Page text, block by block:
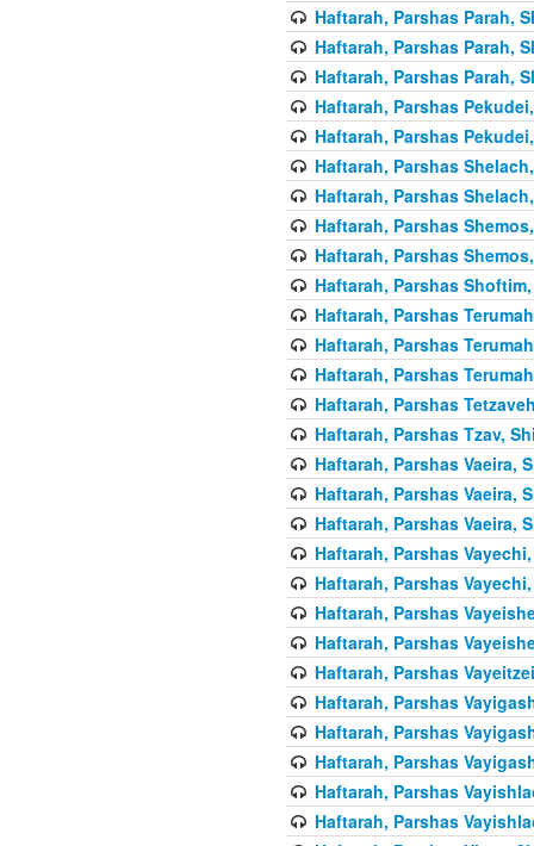
Haftarah, Parshas Parah,
Haftarah, Parshas Parah,
Haftarah, Parshas Parah,
Haftarah, Parshas
Haftarah, Parshas
Haftarah, Parshas
Haftarah, Parshas
Haftarah, Parshas
Haftarah, Parshas
Haftarah, Parshas
Haftarah, Parshas
Haftarah, Parshas
Haftarah, Parshas
Haftarah, Parshas
Haftarah, Parshas Tzav,
Haftarah, Parshas Vaeira,
Haftarah, Parshas Vaeira,
Haftarah, Parshas Vaeira,
Haftarah, Parshas
Haftarah, Parshas
Haftarah, Parshas
Haftarah, Parshas
Haftarah, Parshas
Haftarah, Parshas
Haftarah, Parshas
Haftarah, Parshas
Haftarah, Parshas
Haftarah, Parshas